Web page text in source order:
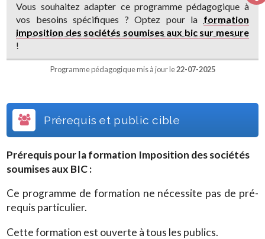
Vous souhaitez adapter ce programme pédagogique à
vos besoins spécifiques ? Optez pour la formation
imposition des sociétés soumises aux bic sur mesure
!
Programme pédagogique mis à jour le22-07-2025
Prérequis et public cible
Prérequis pour la formation Imposition des sociétés
soumises aux BIC:
Ce programme de formation ne nécessite pas de pré-
requis particulier.
Cette formation est ouverte à tous les publics.